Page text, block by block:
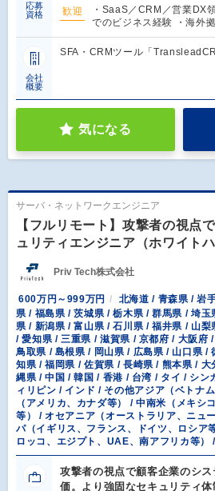
応募
資格
歓迎
・SaaS／CRM／営業DX
でのビジネス経験 ・海外
会社
概要
SFA・CRMツール「
気になる
サーバ・ネットワークエンジニア
【フルリモート】攻撃者の視点
ュリティエンジニア（ホワイトハ
Priv Tech株式会社
600万円～999万円
北海道 / 青森県 / 岩
県 / 福島県 / 茨城県 / 栃木県 / 群馬県 / 埼玉
県 / 新潟県 / 富山県 / 石川県 / 福井県 / 山
/ 愛知県 / 三重県 / 滋賀県 / 京都府 / 大阪府
鳥取県 / 島根県 / 岡山県 / 広島県 / 山口県 /
知県 / 福岡県 / 佐賀県 / 長崎県 / 熊本県 /
縄県 / 中国 / 韓国 / 香港 / 台湾 / タイ / シン
ィリピン / インド / その他アジア（ベトナ
（アメリカ、カナダ等） / 中南米（メキシ
等） / オセアニア（オーストラリア、ニュ
パ（イギリス、フランス、ドイツ、ロシア
ロッコ、エジプト、UAE、南アフリカ等）
攻撃者の視点で顧客企業のシ
価。より強固なセキュリティ